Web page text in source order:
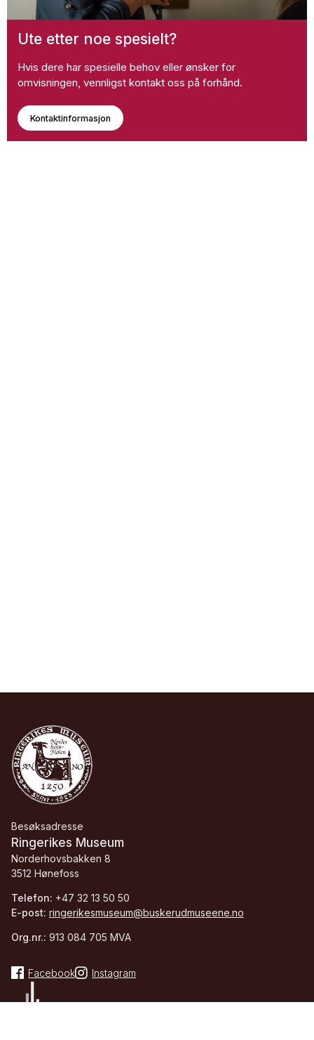
Ute etter noe spesielt?
Hvis dere har spesielle behov eller ønsker for
omvisningen, vennligst kontakt oss på forhånd.
Kontaktinformasjon
Besøksadresse
Ringerikes Museum
Norderhovsbakken 8
3512 Hønefoss
Telefon: +47 32 13 50 50
E-post: ringerikesmuseum@buskerudmuseene.no
Org.nr.: 913 084 705 MVA
Facebook Instagram